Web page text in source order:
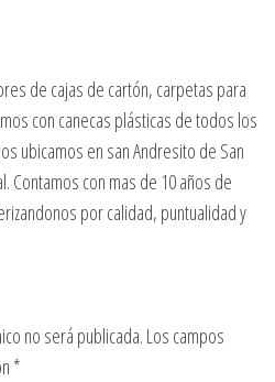
de cajas de cartón, carpetas para
con canecas plásticas de todos los
ubicamos en san Andresito de San
Contamos con mas de 10 años de
por calidad, puntualidad y
no será publicada. Los campos
*